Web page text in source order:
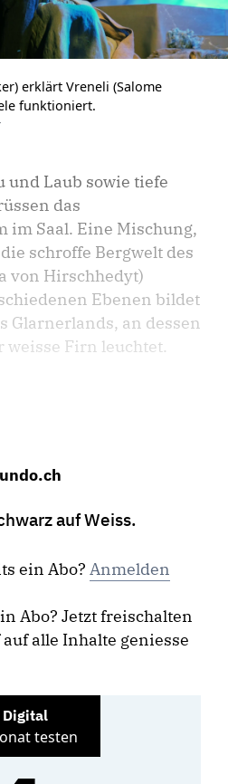
erklärt Vreneli (Salome
funktioniert.
und Laub sowie tiefe
das
im Saal. Eine Mischung,
schroffe Bergwelt des
von Hirschhedyt)
Ebenen bildet
Glarnerlands, an dessen
weisse Firn leuchtet.
auf Weiss.
ein Abo? Anmelden
Abo? Jetzt freischalten
alle Inhalte geniesse
Digital
testen